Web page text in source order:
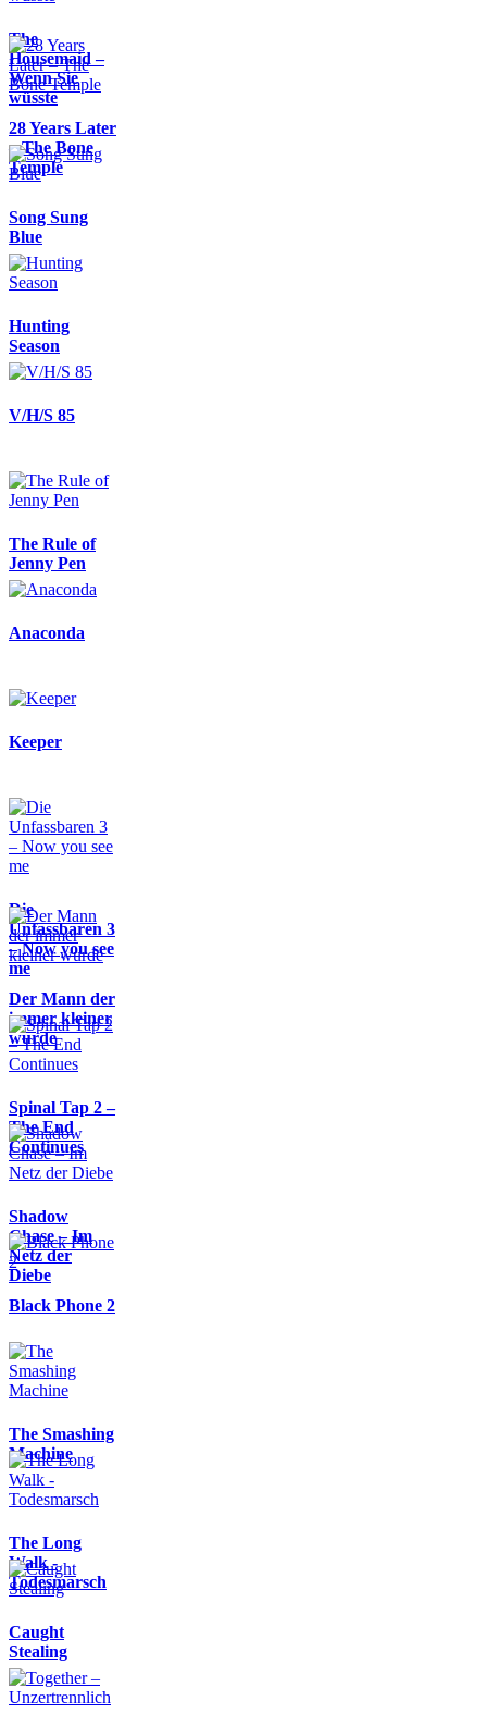
The
Housemaid –
Wenn Sie
wüsste
28 Years Later
– The Bone
Temple
Song Sung
Blue
Hunting
Season
V/H/S 85
The Rule of
Jenny Pen
Anaconda
Keeper
Die
Unfassbaren 3
– Now you see
me
Der Mann der
immer kleiner
wurde
Spinal Tap 2 –
The End
Continues
Shadow
Chase – Im
Netz der
Diebe
Black Phone 2
The Smashing
Machine
The Long
Walk -
Todesmarsch
Caught
Stealing